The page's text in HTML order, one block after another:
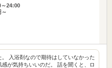
24:00
。 入浴剤なので期待はしていなかった
が気持ちいいのだ。 話を聞くと、ロ